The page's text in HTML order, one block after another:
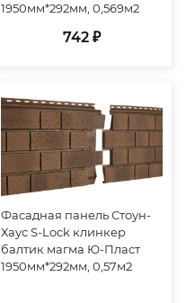
1950мм*292мм, 0,569м2
742 ₽
Фасадная панель Стоун-
Хаус S-Lock клинкер
балтик магма Ю-Пласт
1950мм*292мм, 0,57м2